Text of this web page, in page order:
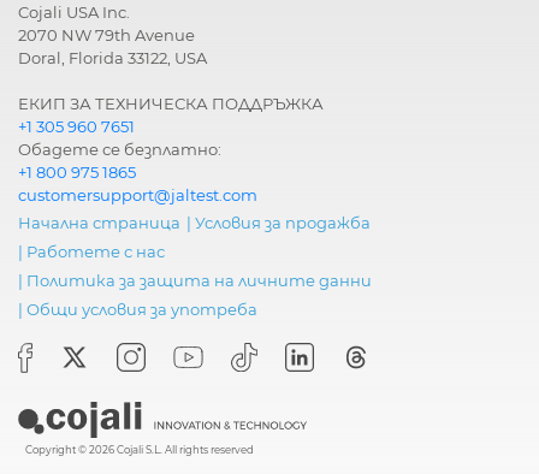
Cojali USA Inc.
2070 NW 79th Avenue
Doral, Florida 33122, USA
ЕКИП ЗА ТЕХНИЧЕСКА ПОДДРЪЖКА
+1 305 960 7651
Обадете се безплатно:
+1 800 975 1865
customersupport@jaltest.com
Начална страница | Условия за продажба
| Работете с нас
| Политика за защита на личните данни
| Общи условия за употреба
Copyright © 2026 Cojali S.L. All rights reserved